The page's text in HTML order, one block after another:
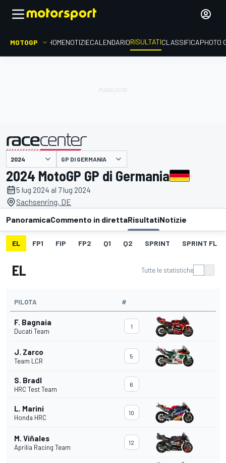
MOTOGP HOMENOTIZIECALENDARIORISULTATICLASSIFICAPHOTO
presentato da GP DI GERMANIA
2024 MotoGP GP di Germania
5 lug 2024 al 7 lug 2024
Sachsenring, DE
PanoramicaCommento in direttaRisultatiNotizie
EL FP1 FIP FP2 Q1 Q2 SPRINT SPRINT FL
EL Tutte le statistiche
PILOTA #
F. Bagnaia
Ducati Team
1
J. Zarco
Team LCR
5
S. Bradl
HRC Test Team
6
L. Marini
Honda HRC
10
M. Viñales
Aprilia Racing Team
12